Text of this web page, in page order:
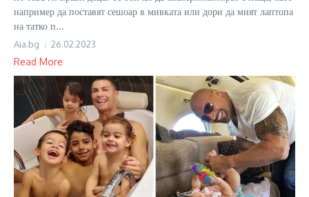
например да поставят сешоар в мивката или дори да мият лаптопа
на татко п...
Aia.bg 26.02.2023
Read More